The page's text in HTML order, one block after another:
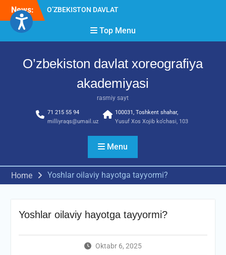
Skip
content
News:
о‘tkazilgan kasbiy (ijodiy)
Akademiyada kasbiy ijodiy
Top Menu
O’zbekiston davlat xoreografiya
akademiyasi
rasmiy sayt
71 215 55 94
milliyraqs@umail.uz
100031, Toshkent shahar,
Yusuf Xos Xojib ko‘chasi, 103
Menu
Home Yoshlar oilaviy hayotga tayyormi?
Yoshlar oilaviy hayotga tayyormi?
Oktabr 6, 2025